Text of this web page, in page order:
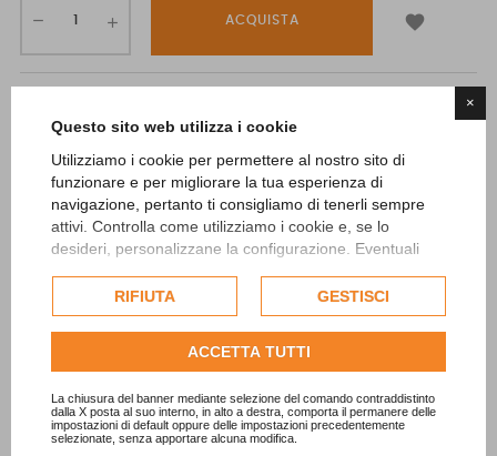
×
Questo sito web utilizza i cookie
Utilizziamo i cookie per permettere al nostro sito di
funzionare e per migliorare la tua esperienza di
navigazione, pertanto ti consigliamo di tenerli sempre
attivi. Controlla come utilizziamo i cookie e, se lo
desideri, personalizzane la configurazione. Eventuali
esclusivamente previa acquisizione del consenso
dell'utente.
Consulta l'informativa cookie completa.
RIFIUTA GESTISCI
ACCETTA TUTTI
La chiusura del banner mediante selezione del comando contraddistinto
dalla X posta al suo interno, in alto a destra, comporta il permanere delle
impostazioni di default oppure delle impostazioni precedentemente
selezionate, senza apportare alcuna modifica.
ACQUISTA 
Questo libro è un viaggio. È la restituzione di un’esplorazione non
pianificata, fatta di tentativi, di piccoli passi, dove il piacere
della scoperta ha gradualmente prevalso sulla certezza della
meta. Una navigazione a vista tra luoghi marginali, guidata da
legame profondo.
Le figure degli ultimi abitanti, la loro naturale diversità così
fonti d’ispirazione di un progetto che restituisce al sapere
comune - a lungo considerato inutile e superato dalle logiche